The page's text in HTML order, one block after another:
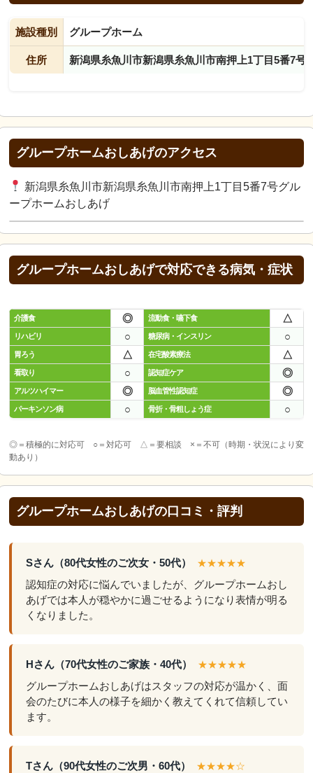
施設種別 グループホーム
住所 新潟県糸魚川市新潟県糸魚川市南押上1丁目5番7号
グループホームおしあげのアクセス
新潟県糸魚川市新潟県糸魚川市南押上1丁目5番7号グル
ープホームおしあげ
グループホームおしあげで対応できる病気・症状
介護食 ◎ 流動食・嚥下食 △
リハビリ ○ 糖尿病・インスリン ○
胃ろう △ 在宅酸素療法 △
看取り ○ 認知症ケア ◎
アルツハイマー ◎ 脳血管性認知症 ◎
パーキンソン病 ○ 骨折・骨粗しょう症 ○
◎＝積極的に対応可 ○＝対応可 △＝要相談 ×＝不可（時期・状況により変
動あり）
グループホームおしあげの口コミ・評判
Sさん（80代女性のご次女・50代） ★★★★★
認知症の対応に悩んでいましたが、グループホームおし
あげでは本人が穏やかに過ごせるようになり表情が明る
くなりました。
Hさん（70代女性のご家族・40代） ★★★★★
グループホームおしあげはスタッフの対応が温かく、面
会のたびに本人の様子を細かく教えてくれて信頼してい
ます。
Tさん（90代女性のご次男・60代） ★★★★☆